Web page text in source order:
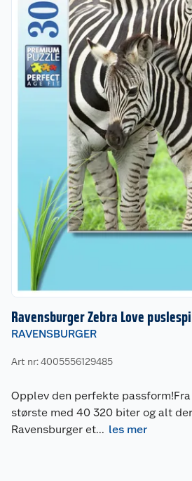
Ravensburger Zebra Love
RAVENSBURGER
Art nr: 4005556129485
Opplev den perfekte
største med 40 320 biter og alt
Ravensburger et... les mer